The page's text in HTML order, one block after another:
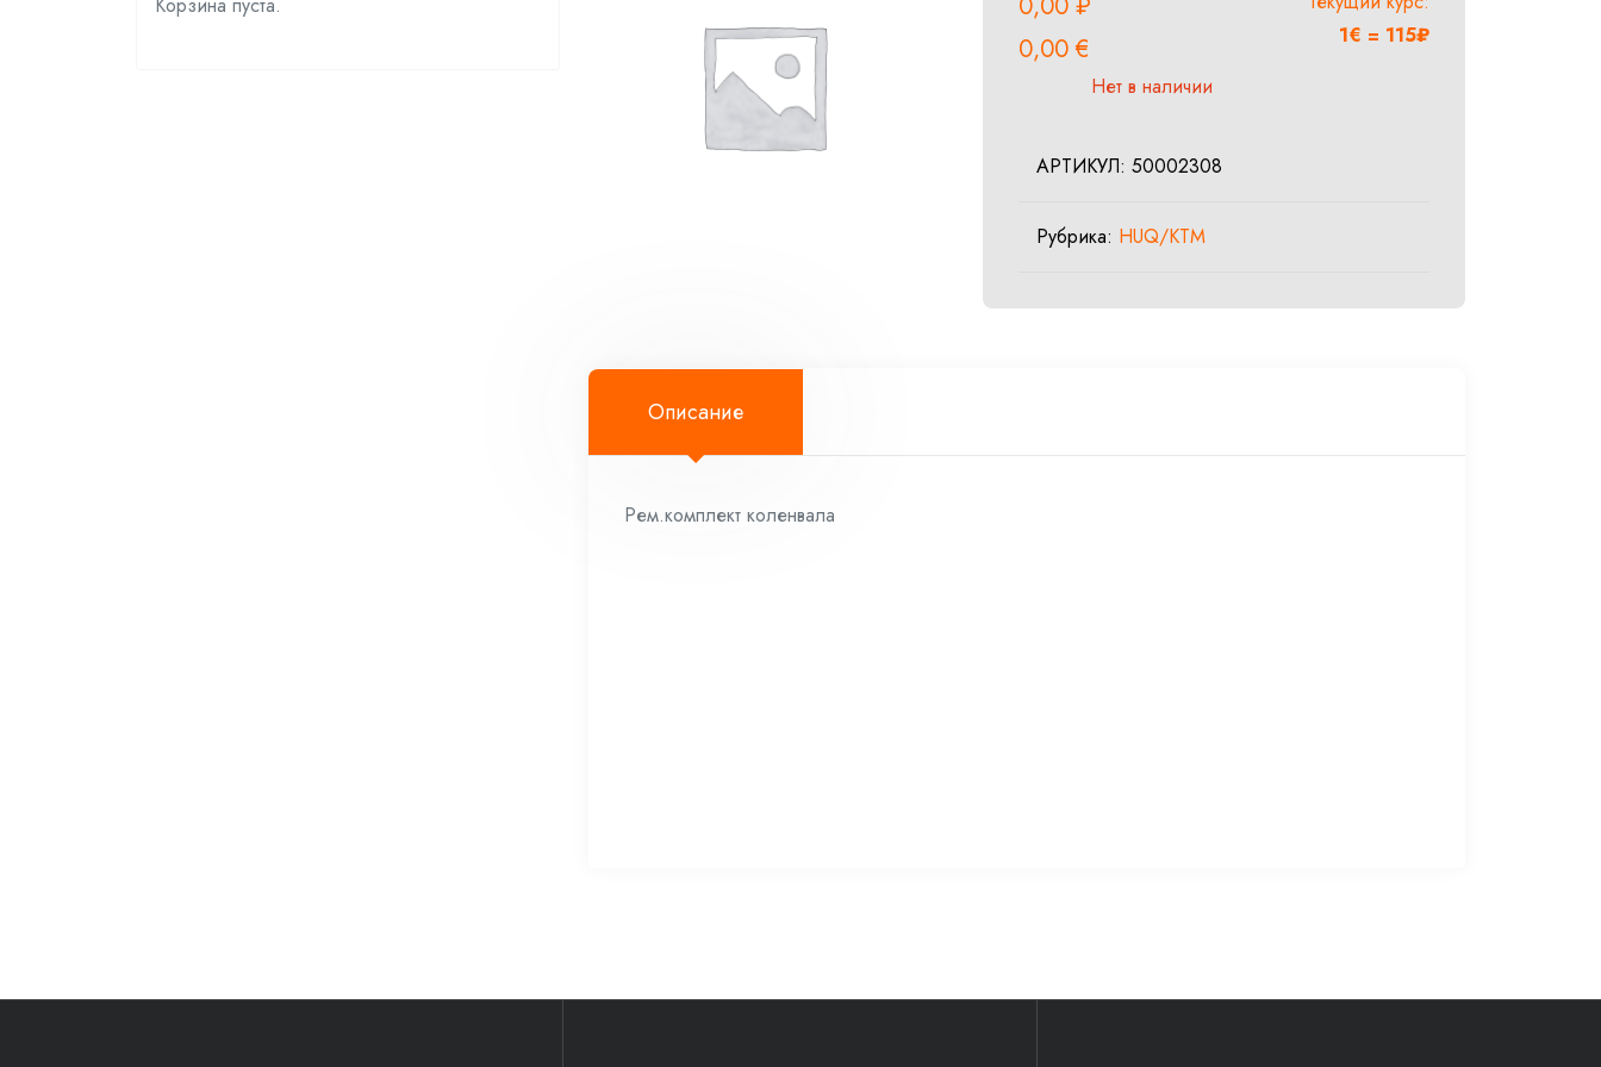
0,00€
1€ = 115₽
Нет в наличии
АРТИКУЛ:50002308
Рубрика: HUQ/KTM
Описание
Рем.комплект коленвала